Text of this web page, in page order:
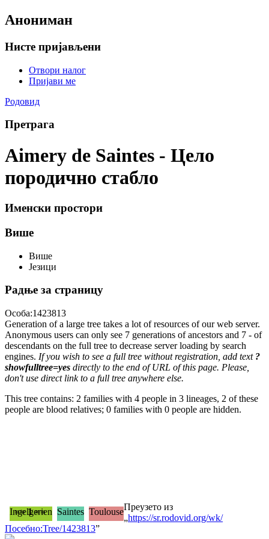
Анониман
Нисте пријављени
Отвори налог
Пријави ме
Родовид
Претрага
Aimery de Saintes - Цело
породично стабло
Именски простори
Више
Више
Језици
Радње за страницу
Особа:1423813
Generation of a large tree takes a lot of resources of our web server.
Anonymous users can only see 7 generations of ancestors and 7 - of
descendants on the full tree to decrease server loading by search
engines. If you wish to see a full tree without registration, add text ?
showfulltree=yes directly to the end of URL of this page. Please,
don't use direct link to a full tree anywhere else.
This tree contains: 2 families with 4 people in 3 lineages, 2 of these
people are blood relatives; 0 families with 0 people are hidden.
== 1 ==
Ingelgerien Saintes ToulouseПреузето из
„https://sr.rodovid.org/wk/
Посебно:Tree/1423813”